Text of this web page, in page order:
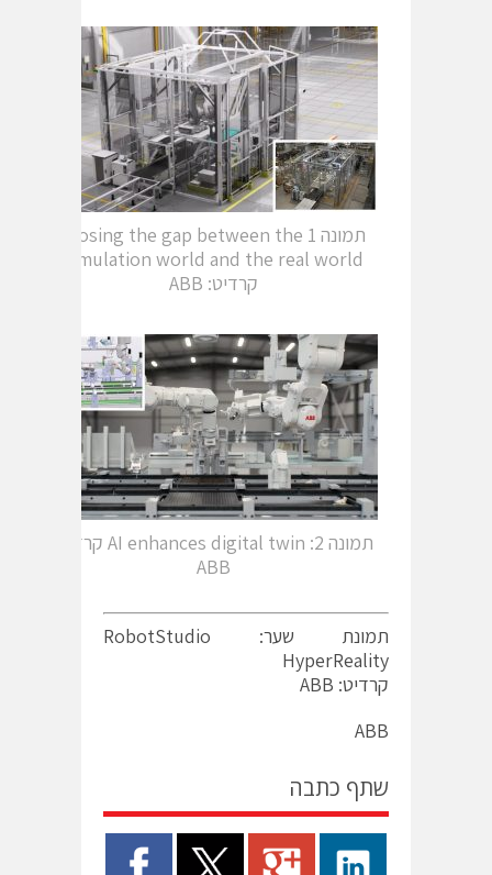
תמונה 1 Closing the gap between the
simulation world and the real world
קרדיט: ABB
תמונה AI enhances digital twin :2 קרדיט:
ABB
תמונת שער: RobotStudio
HyperReality
קרדיט: ABB
ABB
שתף כתבה